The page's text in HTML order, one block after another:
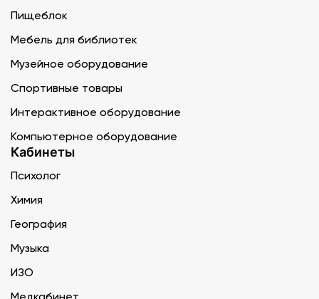
Пищеблок
Мебель для библиотек
Музейное оборудование
Спортивные товары
Интерактивное оборудование
Компьютерное оборудование
Кабинеты
Психолог
Химия
География
Музыка
ИЗО